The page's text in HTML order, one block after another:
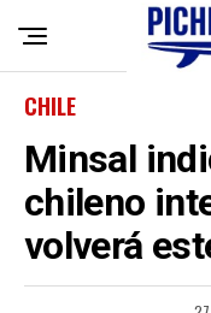
CHILE
Minsal
chileno
volverá